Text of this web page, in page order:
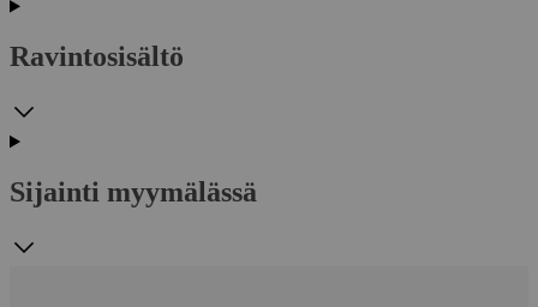
Ravintosisältö
Sijainti myymälässä